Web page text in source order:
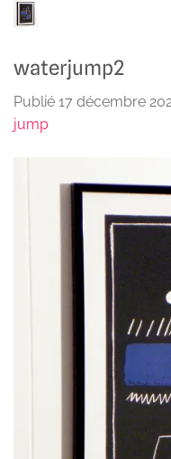
Passer
au
waterjump2
Publié 17 décembre
jump